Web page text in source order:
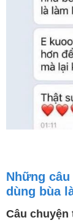
Những
dùng bùa
Câu chuyện